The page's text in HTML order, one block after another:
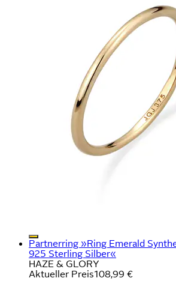
Partnerring »Ring Emerald
925 Sterling Silber«
HAZE & GLORY
Aktueller Preis108,99 €